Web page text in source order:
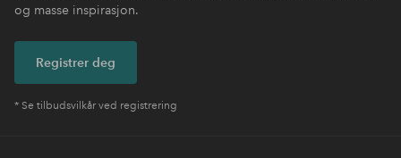
og masse inspirasjon.
Registrer deg
* Se tilbudsvilkår ved registrering